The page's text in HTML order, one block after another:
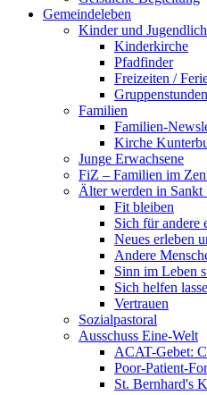
Gemeindeleben
Kinder und
Kinderkirche
Pfadfinder
Freizeiten /
Gruppenstunden
Familien
Familien-
Kirche
Junge Erwachsene
FiZ – Familien im
Älter werden in Sankt
Fit bleiben
Sich für andere
Neues erleben
Andere
Sinn im Leben
Sich helfen
Vertrauen
Sozialpastoral
Ausschuss Eine-Welt
ACAT-Gebet:
Poor-Patient-
St. Bernhard's